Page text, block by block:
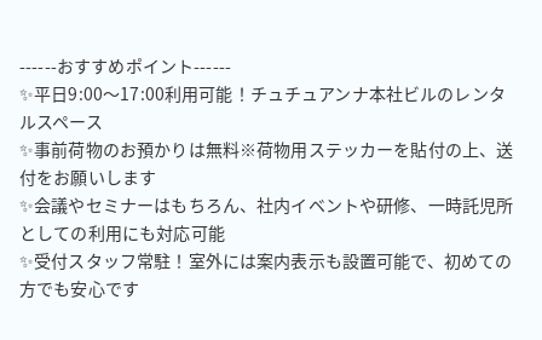
------おすすめポイント------
✨平日9:00〜17:00利用可能！チュチュアンナ本社ビルのレンタ
ルスペース
✨事前荷物のお預かりは無料※荷物用ステッカーを貼付の上、送
付をお願いします
✨会議やセミナーはもちろん、社内イベントや研修、一時託児所
としての利用にも対応可能
✨受付スタッフ常駐！室外には案内表示も設置可能で、初めての
方でも安心です